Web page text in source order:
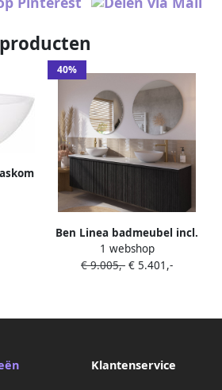
40%
Ben Linea badmeubel incl.
mat witte solid surface
waskommen 200x45x71cm
1 webshop
€ 9.005,- € 5.401,-
Klantenservice